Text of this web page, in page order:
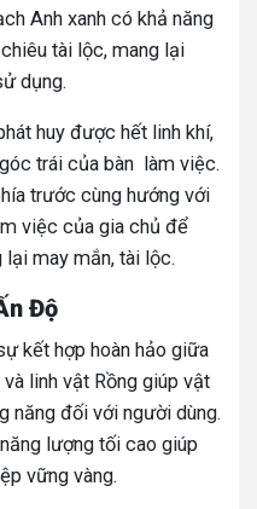
Anh xanh có khả năng
tài lộc, mang lại
dụng.
huy được hết linh khí,
trái của bàn làm việc.
trước cùng hướng với
việc của gia chủ để
may mắn, tài lộc.
Độ
kết hợp hoàn hảo giữa
linh vật Rồng giúp vật
năng đối với người dùng.
lượng tối cao giúp
vững vàng.